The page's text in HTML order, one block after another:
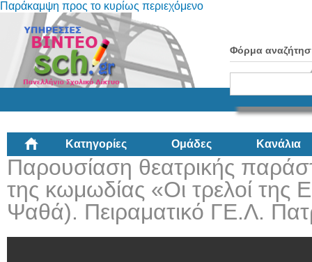
Παράκαμψη προς το κυρίως περιεχόμενο
Φόρμα
Κατηγορίες Ομάδες Κανάλια
Παρουσίαση θεατρικής
της κωμωδίας «Οι τρελοί της
Ψαθά). Πειραματικό ΓΕ.Λ.